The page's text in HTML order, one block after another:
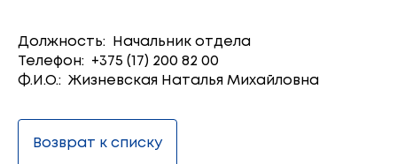
Должность: Начальник отдела
Телефон: +375 (17) 200 82 00
Ф.И.О.: Жизневская Наталья Михайловна
Возврат к списку